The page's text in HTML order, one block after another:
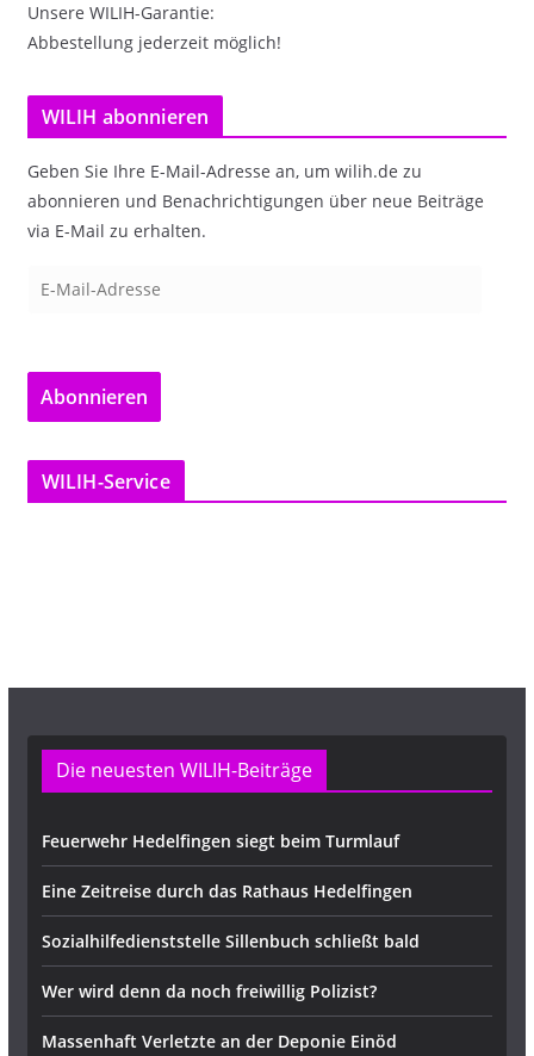
Unsere WILIH-Garantie:
Abbestellung jederzeit möglich!
WILIH abonnieren
Geben Sie Ihre E-Mail-Adresse an, um wilih.de zu
abonnieren und Benachrichtigungen über neue Beiträge
via E-Mail zu erhalten.
a
l
-
Abonnieren
WILIH-Service
Die neuesten WILIH-Beiträge
Feuerwehr Hedelfingen siegt beim Turmlauf
Eine Zeitreise durch das Rathaus Hedelfingen
Sozialhilfedienststelle Sillenbuch schließt bald
Wer wird denn da noch freiwillig Polizist?
Massenhaft Verletzte an der Deponie Einöd